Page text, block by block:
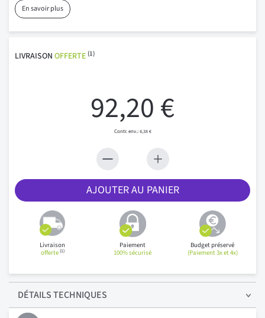
En savoir plus
LIVRAISON OFFERTE (1)
92,20 €
4,38 €
AJOUTER AU PANIER
Livraison
offerte(1)
Paiement
100% sécurisé
Budget préservé
(Paiement 3x et 4x)
DÉTAILSTECHNIQUES